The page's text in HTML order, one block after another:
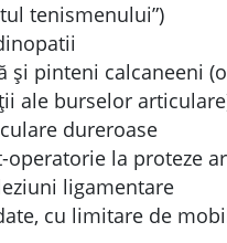
tenismenului”)
și pinteni calcaneeni
ale burselor
dureroase
operatorie la proteze
ligamentare
cu limitare de